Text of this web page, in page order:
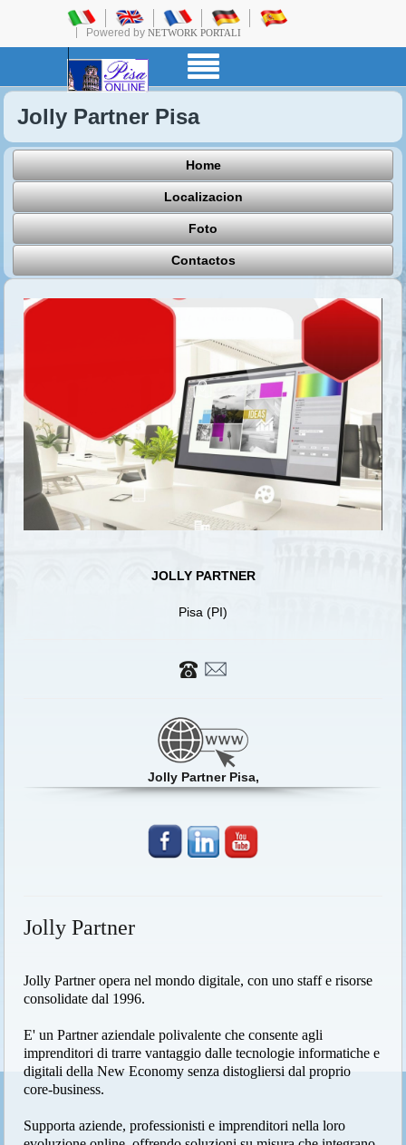
Powered by NETWORK PORTALI
Jolly Partner Pisa
Home
Localizacion
Foto
Contactos
JOLLY PARTNER
Pisa (PI)
Jolly Partner Pisa,
Jolly Partner
Jolly Partner opera nel mondo digitale, con uno staff e risorse
consolidate dal 1996.
E' un Partner aziendale polivalente che consente agli
imprenditori di trarre vantaggio dalle tecnologie informatiche e
digitali della New Economy senza distogliersi dal proprio
core-business.
Supporta aziende, professionisti e imprenditori nella loro